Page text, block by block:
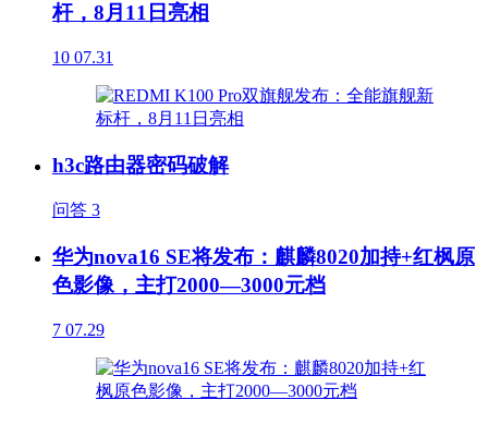
杆，8月11日亮相
10 07.31
h3c路由器密码破解
问答 3
华为nova16 SE将发布：麒麟8020加持+红枫原
色影像，主打2000—3000元档
7 07.29